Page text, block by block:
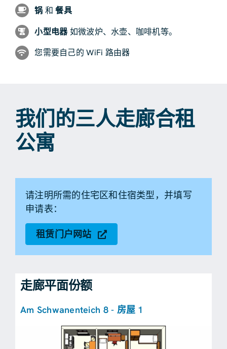
锅 和餐具
小型电器如微波炉、水壶、咖啡机等。
您需要自己的 WiFi 路由器
我们的三人走廊合租
公寓
请注明所需的住宅区和住宿类型，并填写
申请表：
租赁门户网站
走廊平面份额
Am Schwanenteich 8 - 房屋 1